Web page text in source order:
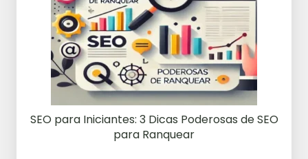
SEO para Iniciantes: 3 Dicas Poderosas de SEO
para Ranquear